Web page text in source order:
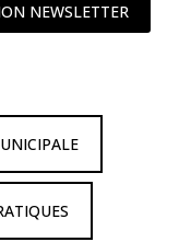
NEWSLETTER